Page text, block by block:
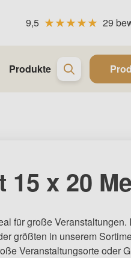
9,5 29
Produkte
15 x 20
für große Veranstaltungen.
größten in unserem
Veranstaltungsorte oder